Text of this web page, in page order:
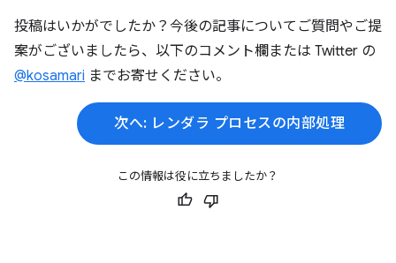
投稿はいかがでしたか？今後の記事についてご質問やご提
案がございましたら、以下のコメント欄または Twitter の
@kosamari までお寄せください。
次へ: レンダラ プロセスの内部処理
この情報は役に立ちましたか？